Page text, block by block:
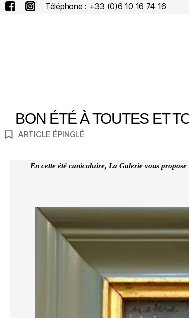
Téléphone : +33 (0)6 10 16 74 16
BON ÉTÉ À TOUTES ET
ARTICLE ÉPINGLÉ
En cette été caniculaire, La Galerie vous